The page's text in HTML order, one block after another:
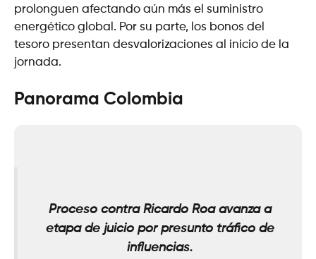
prolonguen afectando aún más el suministro
energético global. Por su parte, los bonos del
tesoro presentan desvalorizaciones al inicio de la
jornada.
Panorama Colombia
Proceso contra Ricardo Roa avanza a
etapa de juicio por presunto tráfico de
influencias.